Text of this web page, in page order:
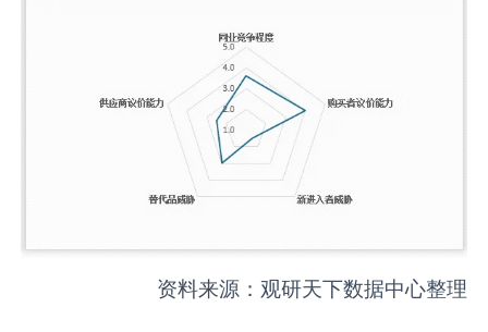
资料来源：观研天下数据中心整理